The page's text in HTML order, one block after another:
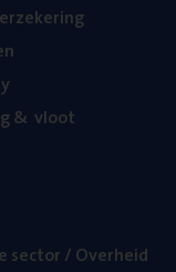
& vloot
sec­tor / Overheid